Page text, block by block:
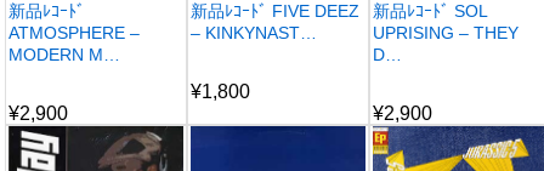
新品ﾚｺｰﾄﾞ
ATMOSPHERE –
MODERN M…
¥2,900
新品ﾚｺｰﾄﾞ FIVE DEEZ
– KINKYNAST…
¥1,800
新品ﾚｺｰﾄﾞ SOL
UPRISING – THEY
D…
¥2,900